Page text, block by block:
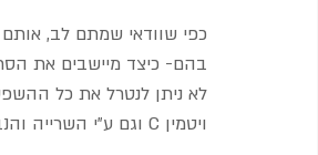
כפי שוודאי שמתם לב,
בהם- כיצד מיישבים את
לא ניתן לנטרל את כל
ויטמין C וגם ע"י השרייה והנבטה של קטניות אשר מבטלת את ההשפעה של החומצה הפיטית שהוזכרה לעיל.